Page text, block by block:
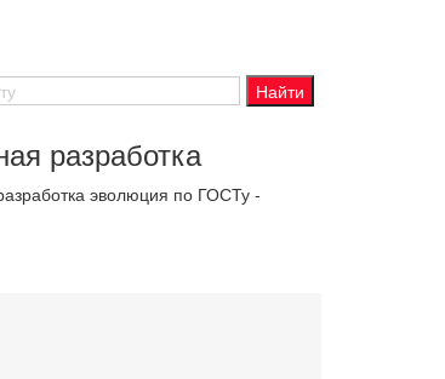
разработка
эволюция по ГОСТу -